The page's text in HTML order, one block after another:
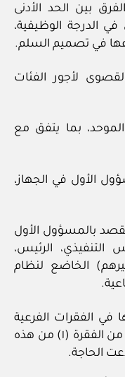
بين الحد الأدنى
في الدرجة الوظيفية،
في تصميم السلم.
لأجور الفئات
بما يتفق مع
الأول في الجهاز،
بالمسؤول الأول
التنفيذي، الرئيس،
الخاضع لنظام
في الفقرات الفرعية
(أ) و(ب) و(ج) و(د) و(ه) و(و) من الفقرة (١) من هذه
الحاجة.